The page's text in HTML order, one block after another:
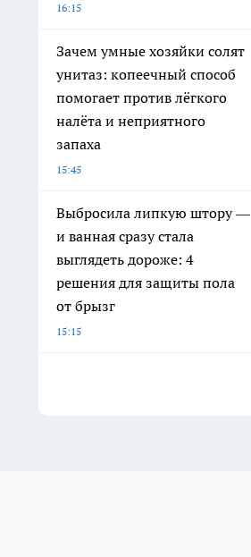
16:15
Зачем умные хозяйки солят
унитаз: копеечный способ
помогает против лёгкого
налёта и неприятного
запаха
15:45
Выбросила липкую штору —
и ванная сразу стала
выглядеть дороже: 4
решения для защиты пола
от брызг
15:15